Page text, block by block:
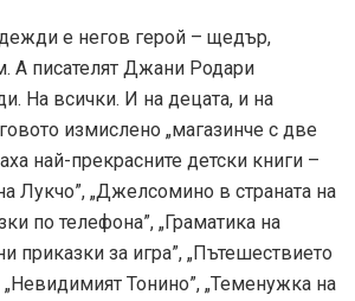
е негов герой – щедър,
А писателят Джани Родари
На всички. И на децата, и на
измислено „магазинче с две
най-прекрасните детски книги –
Лукчо”, „Джелсомино в страната на
по телефона”, „Граматика на
приказки за игра”, „Пътешествието
„Невидимият Тонино”, „Теменужка на